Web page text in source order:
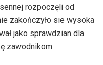
rozpoczęli od
zakończyło sie wysoka
jako sprawdzian dla
zawodnikom